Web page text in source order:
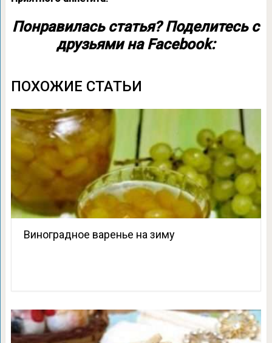
Понравилась статья? Поделитесь с
друзьями на Facebook:
ПОХОЖИЕ СТАТЬИ
Виноградное варенье на зиму